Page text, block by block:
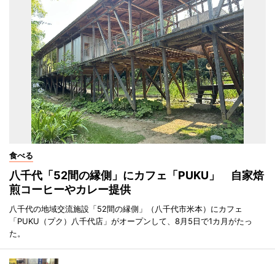
食べる
八千代「52間の縁側」にカフェ「PUKU」 自家焙
煎コーヒーやカレー提供
八千代の地域交流施設「52間の縁側」（八千代市米本）にカフェ
「PUKU（プク）八千代店」がオープンして、8月5日で1カ月がたっ
た。